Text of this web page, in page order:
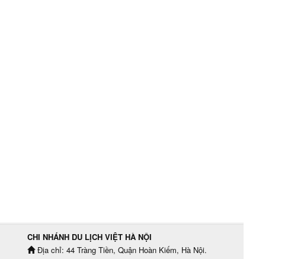
CHI NHÁNH DU LỊCH VIỆT HÀ NỘI
Địa chỉ: 44 Tràng Tiền, Quận Hoàn Kiếm, Hà Nội.